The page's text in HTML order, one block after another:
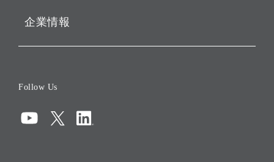
企業情報
コンプライアンス
Follow Us